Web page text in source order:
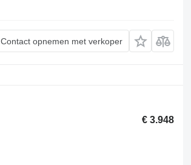
Contact opnemen met verkoper
€ 3.948